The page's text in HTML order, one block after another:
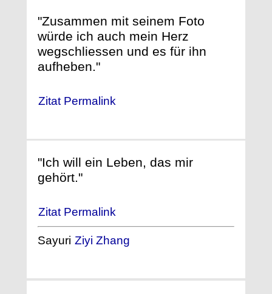
"Zusammen mit seinem Foto
würde ich auch mein Herz
wegschliessen und es für ihn
aufheben."
Zitat Permalink
"Ich will ein Leben, das mir
gehört."
Zitat Permalink
Sayuri Ziyi Zhang